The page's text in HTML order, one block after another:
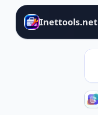
Inettools.net